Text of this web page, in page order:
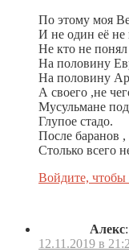
По этому моя
И не один её не
Не кто не
На половину
На половину
А своего ,не
Мусульмане
Глупое стадо.
После баранов
Столько всего
Войдите, чтобы
Алекс:
12.11.2019 в